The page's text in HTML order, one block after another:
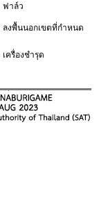
ฟาล์ว
ลงพื้นนอกเขตที่กำหนด
เครื่องชำรุด